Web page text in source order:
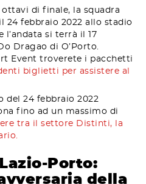
di finale, la squadra
24 febbraio 2022 allo stadio
si terrà il 17
Dragao di O’Porto.
Event troverete i pacchetti
biglietti per assistere al
del 24 febbraio 2022
fino ad un massimo di
tra il settore Distinti, la
Porto:
della